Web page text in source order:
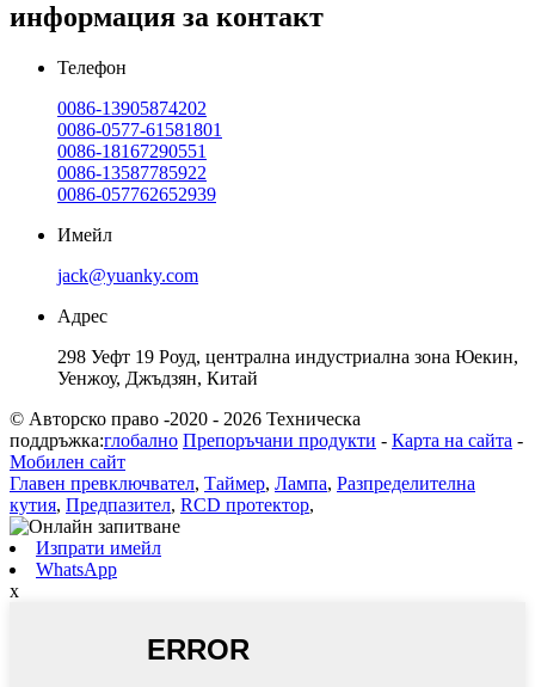
информация за контакт
Телефон
0086-13905874202
0086-0577-61581801
0086-18167290551
0086-13587785922
0086-057762652939
Имейл
jack@yuanky.com
Адрес
298 Уефт 19 Роуд, централна индустриална зона Юекин,
Уенжоу, Джъдзян, Китай
© Авторско право -2020 - 2026 Техническа
поддръжка:глобално Препоръчани продукти - Карта на сайта -
Мобилен сайт
Главен превключвател, Таймер, Лампа, Разпределителна
кутия, Предпазител, RCD протектор,
Изпрати имейл
WhatsApp
x